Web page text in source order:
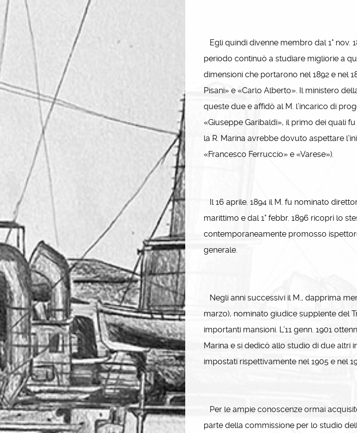
Egli quindi divenne membro dal 1° nov.
periodo continuò a studiare migliorie a
dimensioni che portarono nel 1892 e nel
Pisani» e «Carlo Alberto». Il ministero
queste due e affidò al M. l’incarico di
«Giuseppe Garibaldi», il primo dei quali
la R. Marina avrebbe dovuto aspettare
«Francesco Ferruccio» e «Varese»).
Il 16 aprile. 1894 il M. fu nominato
marittimo e dal 1° febbr. 1896 ricoprì lo
contemporaneamente promosso
generale.
Negli anni successivi il M., dapprima
marzo), nominato giudice supplente del
importanti mansioni. L’11 genn. 1901
Marina e si dedicò allo studio di due altri
impostati rispettivamente nel 1905 e nel
Per le ampie conoscenze ormai
parte della commissione per lo studio